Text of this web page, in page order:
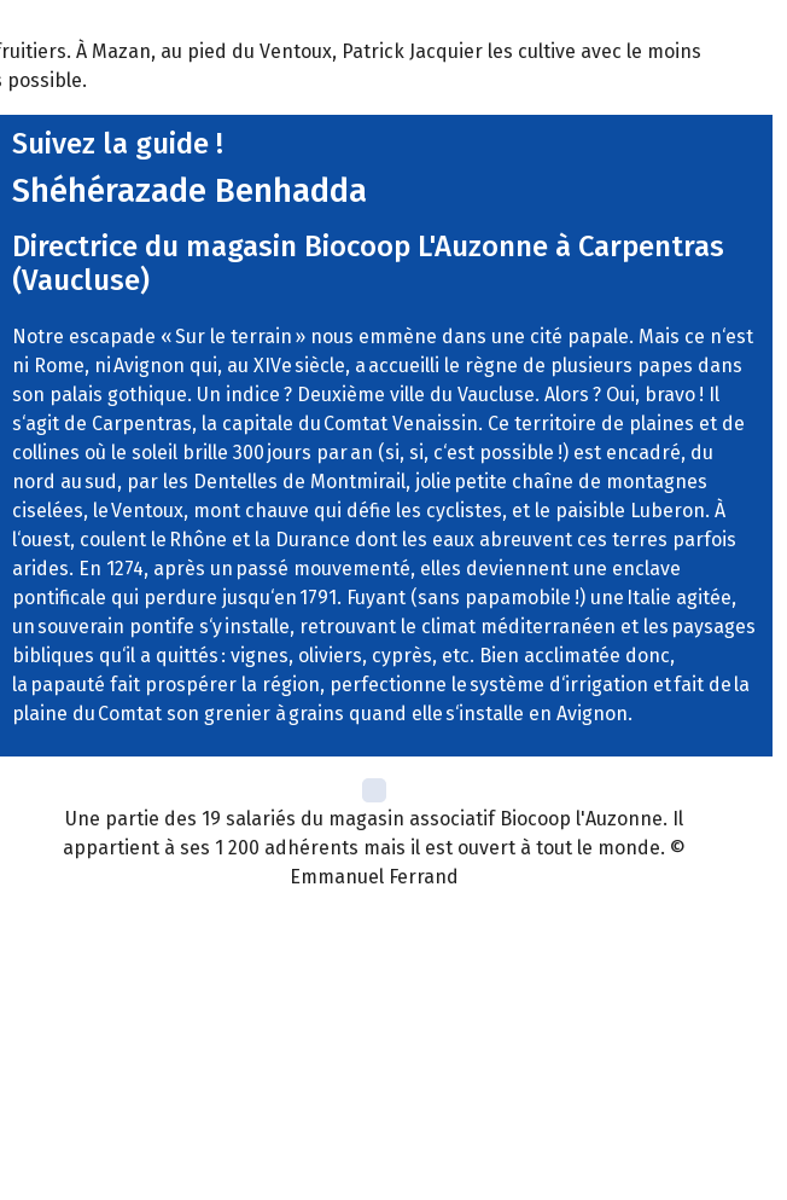
À Mazan, au pied du Ventoux, Patrick Jacquier les cultive avec le moins
Suivez la guide !
Shéhérazade Benhadda
Directrice du magasin Biocoop L'Auzonne à Carpentras
(Vaucluse)
Notre escapade « Sur le terrain » nous emmène dans une cité papale. Mais ce n‘est
ni Rome, ni Avignon qui, au XIVe siècle, a accueilli le règne de plusieurs papes dans
son palais gothique. Un indice ? Deuxième ville du Vaucluse. Alors ? Oui, bravo ! Il
s‘agit de Carpentras, la capitale du Comtat Venaissin. Ce territoire de plaines et de
collines où le soleil brille 300 jours par an (si, si, c‘est possible !) est encadré, du
nord au sud, par les Dentelles de Montmirail, jolie petite chaîne de montagnes
ciselées, le Ventoux, mont chauve qui défie les cyclistes, et le paisible Luberon. À
l‘ouest, coulent le Rhône et la Durance dont les eaux abreuvent ces terres parfois
arides. En 1274, après un passé mouvementé, elles deviennent une enclave
pontificale qui perdure jusqu‘en 1791. Fuyant (sans papamobile !) une Italie agitée,
un souverain pontife s‘y installe, retrouvant le climat méditerranéen et les paysages
bibliques qu‘il a quittés : vignes, oliviers, cyprès, etc. Bien acclimatée donc,
la papauté fait prospérer la région, perfectionne le système d‘irrigation et fait de la
plaine du Comtat son grenier à grains quand elle s‘installe en Avignon.
Une partie des 19 salariés du magasin associatif Biocoop l'Auzonne. Il
appartient à ses 1 200 adhérents mais il est ouvert à tout le monde. ©
Emmanuel Ferrand